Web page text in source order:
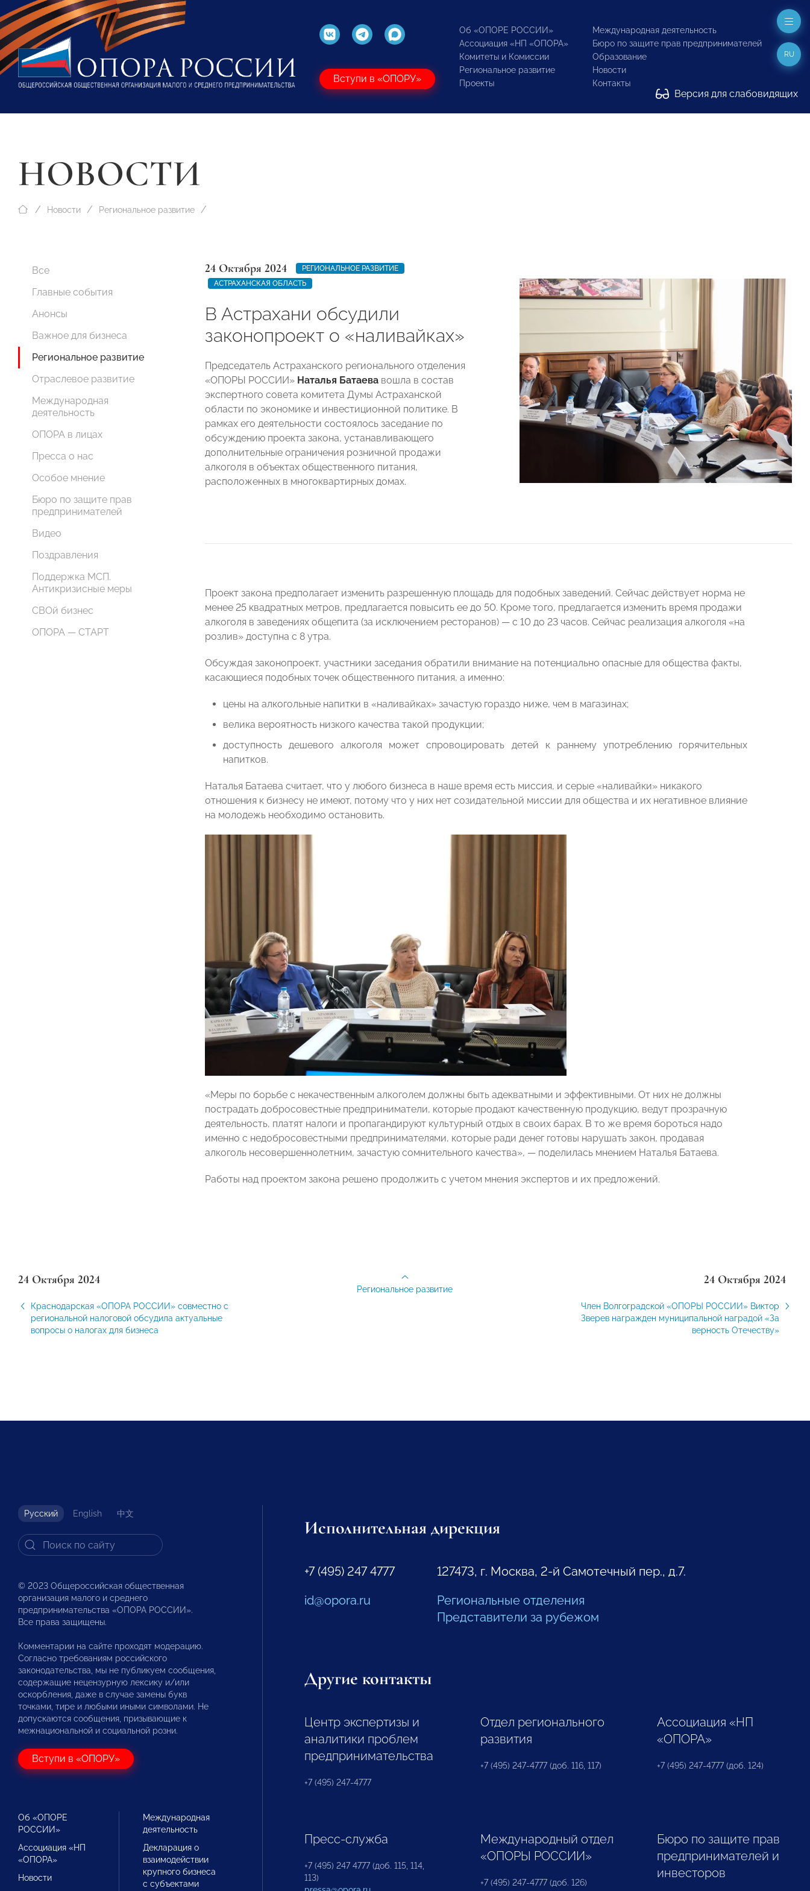
Вступи в «ОПОРУ»
Об «ОПОРЕ РОССИИ»
Ассоциация «НП «ОПОРА»
Комитеты и Комиссии
Региональное развитие
Проекты
Международная деятельность
Бюро по защите прав предпринимателей
Образование
Новости
Контакты
Версия для слабовидящих
RU
НОВОСТИ
Новости Региональное развитие
Все
Главные события
Анонсы
Важное для бизнеса
Региональное развитие
Отраслевое развитие
Международная
деятельность
ОПОРА в лицах
Пресса о нас
Особое мнение
Бюро по защите прав
предпринимателей
Видео
Поздравления
Поддержка МСП.
Антикризисные меры
СВОй бизнес
ОПОРА — СТАРТ
24 Октября 2024
РЕГИОНАЛЬНОЕ РАЗВИТИЕ
АСТРАХАНСКАЯ ОБЛАСТЬ
В Астрахани обсудили
законопроект о «наливайках»
Председатель Астраханского регионального отделения
«ОПОРЫ РОССИИ» Наталья Батаева вошла в состав
экспертного совета комитета Думы Астраханской
области по экономике и инвестиционной политике. В
рамках его деятельности состоялось заседание по
обсуждению проекта закона, устанавливающего
дополнительные ограничения розничной продажи
алкоголя в объектах общественного питания,
расположенных в многоквартирных домах.
Проект закона предполагает изменить разрешенную площадь для подобных заведений. Сейчас действует норма не
менее 25 квадратных метров, предлагается повысить ее до 50. Кроме того, предлагается изменить время продажи
алкоголя в заведениях общепита (за исключением ресторанов) — с 10 до 23 часов. Сейчас реализация алкоголя «на
розлив» доступна с 8 утра.
Обсуждая законопроект, участники заседания обратили внимание на потенциально опасные для общества факты,
касающиеся подобных точек общественного питания, а именно:
цены на алкогольные напитки в «наливайках» зачастую гораздо ниже, чем в магазинах;
велика вероятность низкого качества такой продукции;
доступность дешевого алкоголя может спровоцировать детей к раннему употреблению горячительных
напитков.
Наталья Батаева считает, что у любого бизнеса в наше время есть миссия, и серые «наливайки» никакого
отношения к бизнесу не имеют, потому что у них нет созидательной миссии для общества и их негативное влияние
на молодежь необходимо остановить.
«Меры по борьбе с некачественным алкоголем должны быть адекватными и эффективными. От них не должны
пострадать добросовестные предприниматели, которые продают качественную продукцию, ведут прозрачную
деятельность, платят налоги и пропагандируют культурный отдых в своих барах. В то же время бороться надо
именно с недобросовестными предпринимателями, которые ради денег готовы нарушать закон, продавая
алкоголь несовершеннолетним, зачастую сомнительного качества», — поделилась мнением Наталья Батаева.
Работы над проектом закона решено продолжить с учетом мнения экспертов и их предложений.
24 Октября 2024
Краснодарская «ОПОРА РОССИИ» совместно с
региональной налоговой обсудила актуальные
вопросы о налогах для бизнеса
24 Октября 2024
Член Волгоградской «ОПОРЫ РОССИИ» Виктор
Зверев награжден муниципальной наградой «За
верность Отечеству»
Региональное развитие
Русский English 中文
© 2023 Общероссийская общественная
организация малого и среднего
предпринимательства «ОПОРА РОССИИ».
Все права защищены.
Комментарии на сайте проходят модерацию.
Согласно требованиям российского
законодательства, мы не публикуем сообщения,
содержащие нецензурную лексику и/или
оскорбления, даже в случае замены букв
точками, тире и любыми иными символами. Не
допускаются сообщения, призывающие к
межнациональной и социальной розни.
Вступи в «ОПОРУ»
Об «ОПОРЕ
РОССИИ»
Ассоциация «НП
«ОПОРА»
Новости
Международная
деятельность
Декларация о
взаимодействии
крупного бизнеса
с субъектами
Исполнительная дирекция
+7 (495) 247 4777
id@opora.ru
127473, г. Москва, 2-й Самотечный пер., д.7.
Региональные отделения
Представители за рубежом
Другие контакты
Центр экспертизы и
аналитики проблем
предпринимательства
+7 (495) 247-4777
Отдел регионального
развития
+7 (495) 247-4777 (доб. 116, 117)
Ассоциация «НП
«ОПОРА»
+7 (495) 247-4777 (доб. 124)
Пресс-служба
+7 (495) 247 4777 (доб. 115, 114,
113)
Международный отдел
«ОПОРЫ РОССИИ»
+7 (495) 247-4777 (доб. 126)
Бюро по защите прав
предпринимателей и
инвесторов